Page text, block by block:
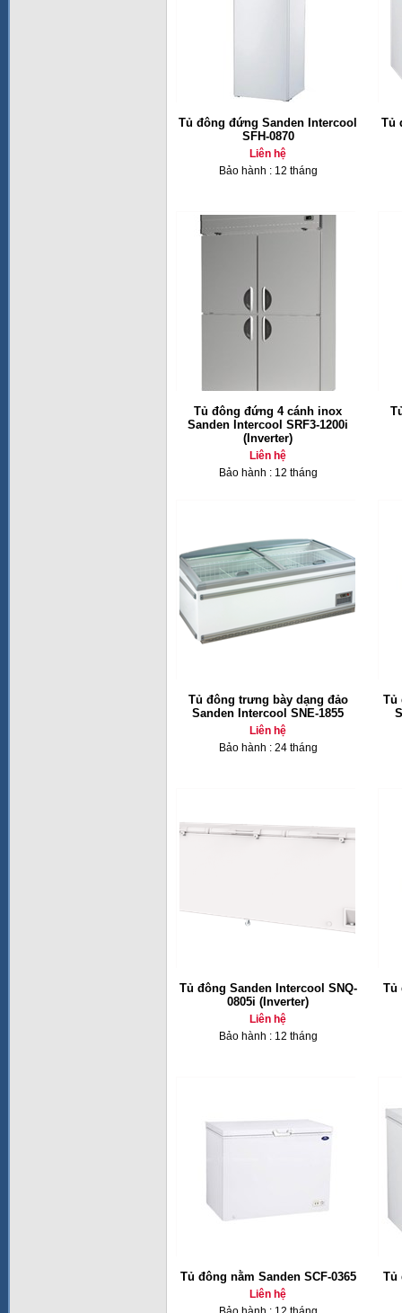
Tủ đông đứng Sanden Intercool
SFH-0870
Liên hệ
Bảo hành : 12 tháng
Tủ
Tủ đông đứng 4 cánh inox
Sanden Intercool SRF3-1200i
(Inverter)
Liên hệ
Bảo hành : 12 tháng
Tủ đông trưng bày dạng đảo
Sanden Intercool SNE-1855
Liên hệ
Bảo hành : 24 tháng
Tủ
Tủ đông Sanden Intercool SNQ-
0805i (Inverter)
Liên hệ
Bảo hành : 12 tháng
Tủ
Tủ đông nằm Sanden SCF-0365
Liên hệ
Tủ